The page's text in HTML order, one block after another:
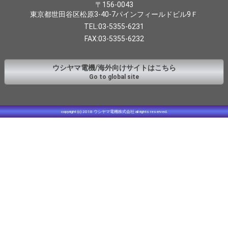
〒156-0043
東京都世田谷区松原3-40-7パインフィールドビル9Ｆ
TEL:03-5355-6231
FAX:03-5355-6232
ウシヤマ電機/海外向けサイトはこちら
Go to global site
copyright (c) 2018 ウシヤマ電機株式会社 all rights reserved.